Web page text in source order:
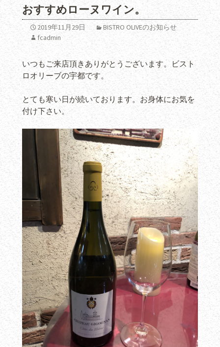
おすすめローヌワイン。
2019年11月29日
BISTRO OLIVEのお知らせ
fcadmin
いつもご来店頂きありがとうございます。ビスト
ロオリーブの宇都です。
とても寒い日が続いております。お身体にお気を
付け下さい。